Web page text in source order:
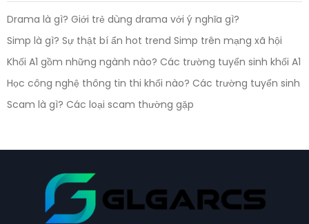
Drama là gì? Giới trẻ dùng drama với ý nghĩa gì?
Simp là gì? Sự thật bí ẩn hot trend Simp trên mạng xã hội
Khối A1 gồm những ngành nào? Các trường tuyển sinh khối A1
Học công nghệ thông tin thi khối nào? Các trường tuyển sinh
Scam là gì? Các loại scam thường gặp